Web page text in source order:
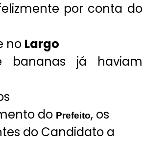
por conta do
no Largo
bananas já haviam
do Prefeito, os
do Candidato a